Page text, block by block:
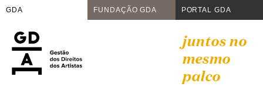
GDA FUNDAÇÃO GDA PORTAL GDA
content
juntos no
mesmo
palco